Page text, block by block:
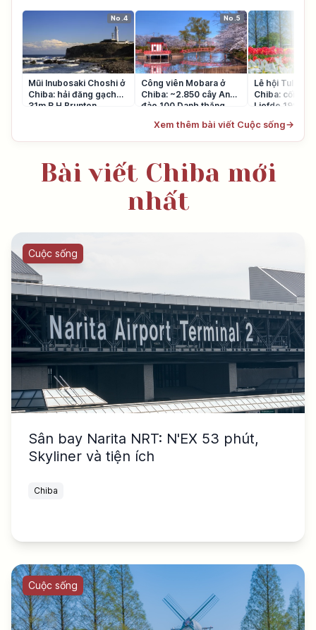
No.4
Mũi Inubosaki Choshi ở
Chiba: hải đăng gạch
31m R.H.Brunton
No.5
Công viên Mobara ở
Chiba: ~2.850 cây Anh
đào 100 Danh thắng
Lễ hội Tulip
Chiba: cối Xay
Liefde 1994
Xem thêm bài viết Cuộc sống→
Bài viết Chiba mới
nhất
Cuộc sống
Sân bay Narita NRT: N'EX 53 phút,
Skyliner và tiện ích
Chiba
Cuộc sống